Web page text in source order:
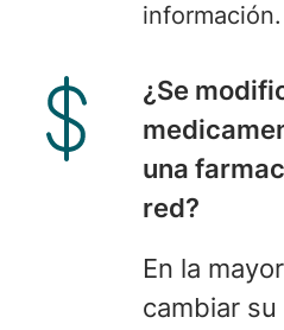
información.
¿Se
una
red?
En la
cambiar